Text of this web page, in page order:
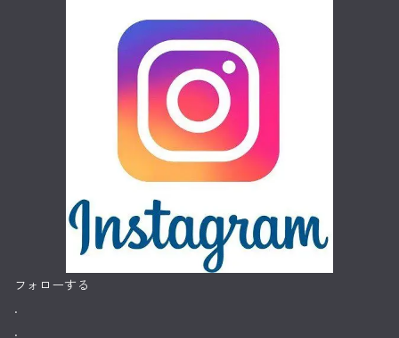
フォローする
.
.